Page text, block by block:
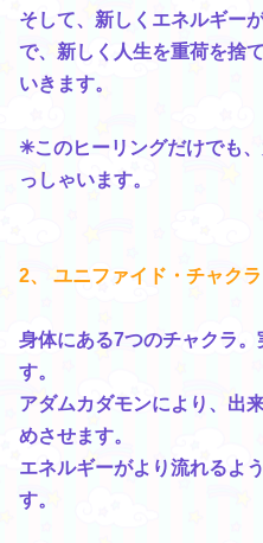
そして、新しくエネルギー
で、新しく人生を重荷を捨
いきます。
✳このヒーリングだけでも
っしゃいます。
2、 ユニファイド・チャク
身体にある7つのチャクラ
す。
アダムカダモンにより、出
めさせます。
エネルギーがより流れるよ
す。